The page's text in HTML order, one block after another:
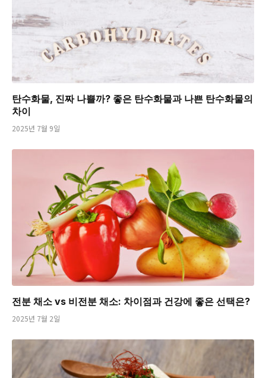
탄수화물, 진짜 나쁠까? 좋은 탄수화물과 나쁜 탄수화물의
차이
2025년 7월 9일
전분 채소 vs 비전분 채소: 차이점과 건강에 좋은 선택은?
2025년 7월 2일